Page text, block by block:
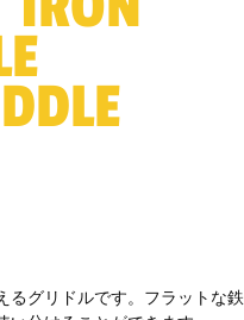
るグリドルです。フラットな鉄